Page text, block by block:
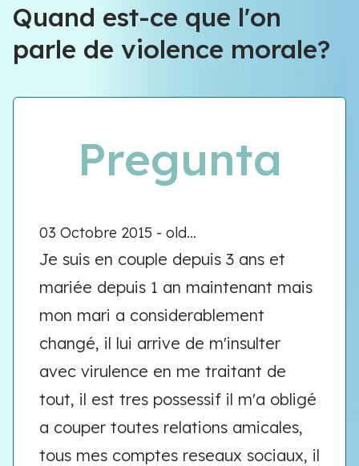
Quand est-ce que l'on
parle de violence morale?
Pregunta
03 Octobre 2015 - old...
Je suis en couple depuis 3 ans et
mariée depuis 1 an maintenant mais
mon mari a considerablement
changé, il lui arrive de m'insulter
avec virulence en me traitant de
tout, il est tres possessif il m'a obligé
a couper toutes relations amicales,
tous mes comptes reseaux sociaux, il